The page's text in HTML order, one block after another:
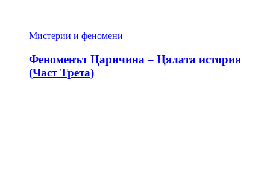
Мистерии и феномени
Феноменът Царичина – Цялата история
(Част Трета)